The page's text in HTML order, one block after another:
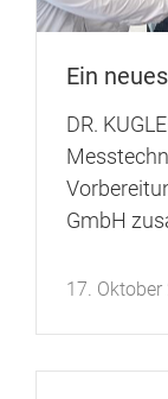
Ein
DR.
GmbH
17. Oktober